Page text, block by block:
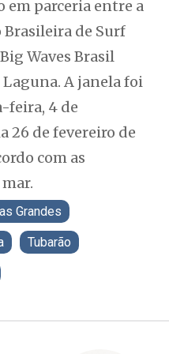
em parceria entre a
Brasileira de Surf
Waves Brasil
Laguna. A janela foi
feira, 4 de
26 de fevereiro de
com as
Grandes
Tubarão